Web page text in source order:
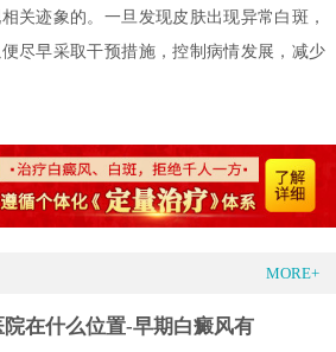
关迹象的。一旦发现皮肤出现异常白斑，
尽早采取干预措施，控制病情发展，减少
MORE+
在什么位置-早期白癜风有